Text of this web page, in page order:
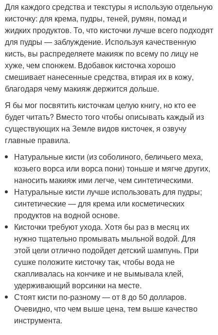
Для каждого средства и текстуры я использую отдельную
кисточку: для крема, пудры, теней, румян, помад и
жидких продуктов. То, что кисточки лучше всего подходят
для пудры — заблуждение. Используя качественную
кисть, вы распределяете макияж по всему по лицу не
хуже, чем спонжем. Вдобавок кисточка хорошо
смешивает нанесенные средства, втирая их в кожу,
благодаря чему макияж держится дольше.
Я бы мог посвятить кисточкам целую книгу, но кто ее
будет читать? Вместо того чтобы описывать каждый из
существующих на Земле видов кисточек, я озвучу
главные правила.
Натуральные кисти (из соболиного, беличьего меха,
козьего ворса или ворса пони) тоньше и мягче других,
наносить макияж ими легче, чем синтетическими.
Натуральные кисти лучше использовать для пудры;
синтетические — для крема или косметических
продуктов на водной основе.
Кисточки требуют ухода. Хотя бы раз в месяц их
нужно тщательно промывать мыльной водой. Для
этой цели отлично подойдет детский шампунь. При
сушке положите кисточку так, чтобы вода не
скапливалась на кончике и не вымывала клей,
удерживающий ворсинки на месте.
Стоят кисти по-разному — от 8 до 50 долларов.
Очевидно, что чем выше цена, тем выше качество
инструмента.